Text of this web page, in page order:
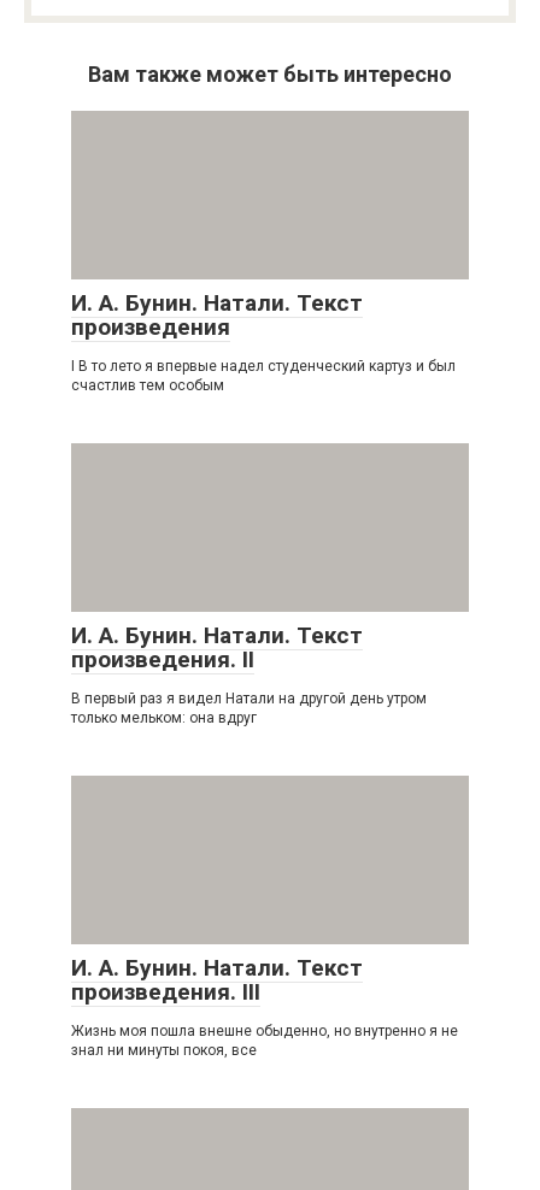
Вам также может быть интересно
И. А. Бунин. Натали. Текст
произведения
I В то лето я впервые надел студенческий картуз и был
счастлив тем особым
И. А. Бунин. Натали. Текст
произведения. II
В первый раз я видел Натали на другой день утром
только мельком: она вдруг
И. А. Бунин. Натали. Текст
произведения. III
Жизнь моя пошла внешне обыденно, но внутренно я не
знал ни минуты покоя, все